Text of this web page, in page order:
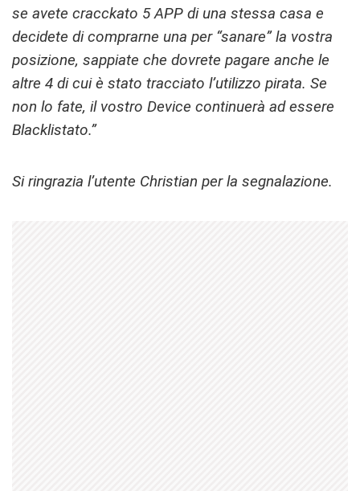
se avete cracckato 5 APP di una stessa casa e
decidete di comprarne una per “sanare” la vostra
posizione, sappiate che dovrete pagare anche le
altre 4 di cui è stato tracciato l’utilizzo pirata. Se
non lo fate, il vostro Device continuerà ad essere
Blacklistato.”
Si ringrazia l’utente Christian per la segnalazione.